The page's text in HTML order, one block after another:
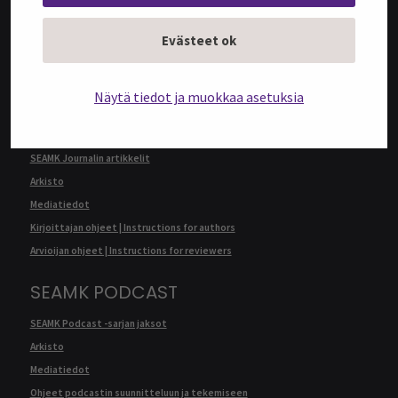
Evästeet ok
Näytä tiedot ja muokkaa asetuksia
Mediatiedot
SEAMK Journalin artikkelit
Arkisto
Mediatiedot
Kirjoittajan ohjeet | Instructions for authors
Arvioijan ohjeet | Instructions for reviewers
SEAMK PODCAST
SEAMK Podcast -sarjan jaksot
Arkisto
Mediatiedot
Ohjeet podcastin suunnitteluun ja tekemiseen